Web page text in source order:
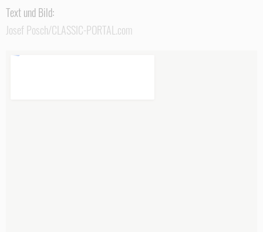
Text und Bild:
Josef Posch/CLASSIC-PORTAL.com